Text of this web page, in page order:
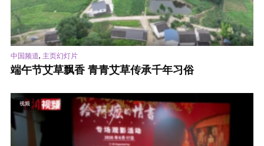
中国频道, 主页幻灯片
端午节艾草飘香 青青艾草传承千年习俗
视频